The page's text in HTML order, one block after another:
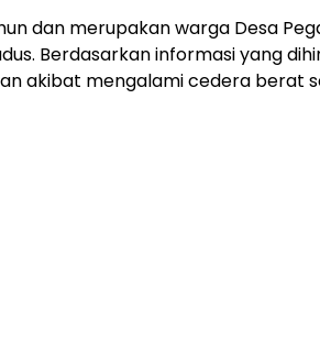
dan merupakan warga Desa
Berdasarkan informasi yang
akibat mengalami cedera berat